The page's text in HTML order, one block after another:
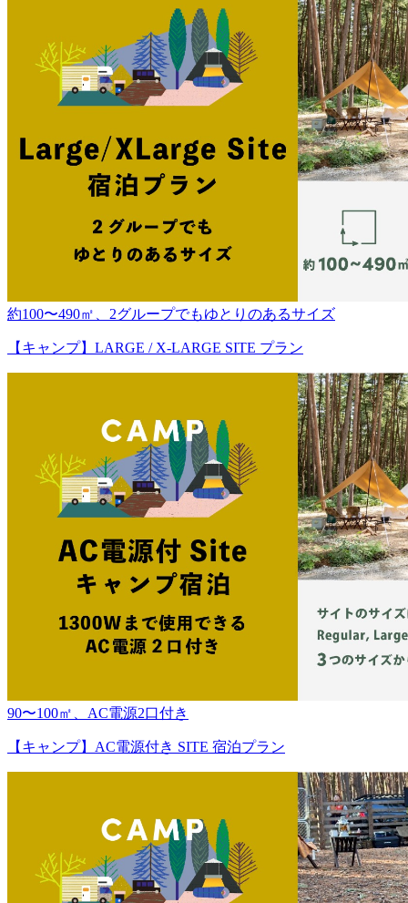
約100〜490㎡、2グループでもゆとりのあるサイズ
【キャンプ】LARGE / X-LARGE SITE プラン
90〜100㎡、AC電源2口付き
【キャンプ】AC電源付き SITE 宿泊プラン